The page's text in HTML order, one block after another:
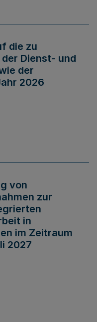
die zu
Dienst- und
der
2026
von
zur
in
im Zeitraum
2027